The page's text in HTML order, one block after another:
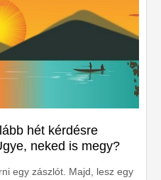
hét kérdésre
neked is megy?
egy zászlót. Majd, lesz egy